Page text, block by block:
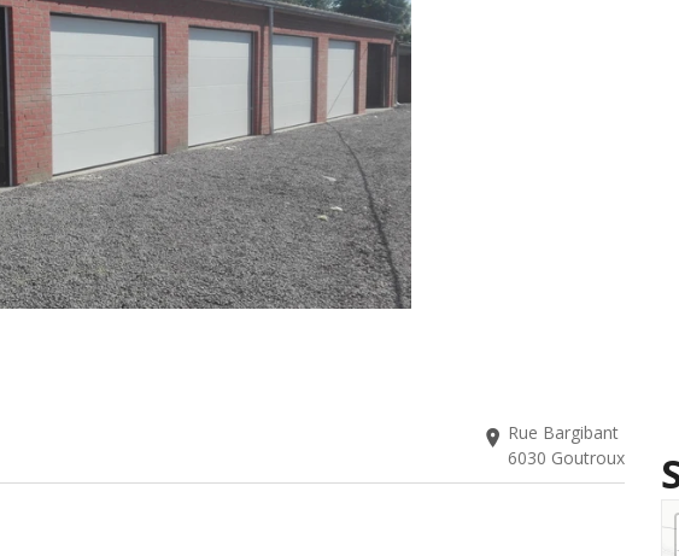
Rue Bargibant
6030 Goutroux